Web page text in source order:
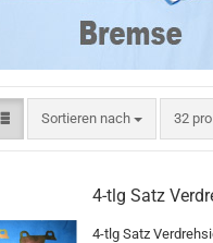
Sortieren nach
Sortieren nach 32
pro
4-tlg Satz
4-tlg Satz